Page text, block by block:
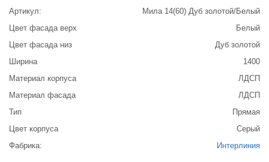
Артикул:
Мила 14(60) Дуб золотой/Белый
Цвет фасада верх
Белый
Цвет фасада низ
Дуб золотой
Ширина
1400
Материал корпуса
ЛДСП
Материал фасада
ЛДСП
Тип
Прямая
Цвет корпуса
Серый
Фабрика:
Интерлиния